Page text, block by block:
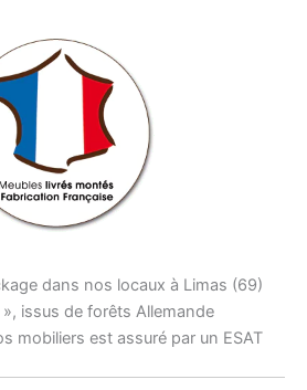
dans nos locaux à Limas (69)
», issus de forêts Allemande
mobiliers est assuré par un ESAT